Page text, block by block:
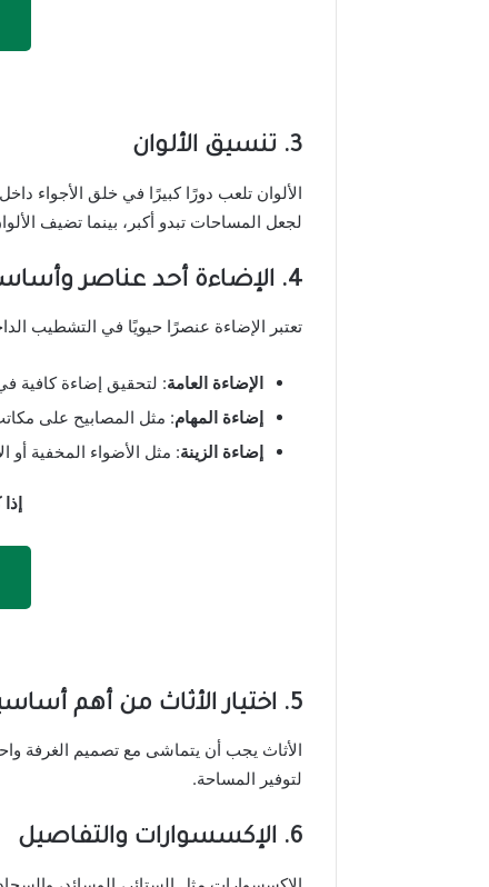
3. تنسيق الألوان
الألوان تلعب دورًا كبيرًا في خلق الأجواء
لجعل المساحات تبدو أكبر، بينما تضيف
4. الإضاءة أحد عناصر
تعتبر الإضاءة عنصرًا حيويًا في التشطيب
الإضاءة العامة: لتحقيق إضاءة كافية
إضاءة المهام: مثل المصابيح على
إضاءة الزينة: مثل الأضواء المخفية أو
5. اختيار الأثاث من أهم
الأثاث يجب أن يتماشى مع تصميم الغرفة
لتوفير المساحة.
6. الإكسسوارات والتفاصيل